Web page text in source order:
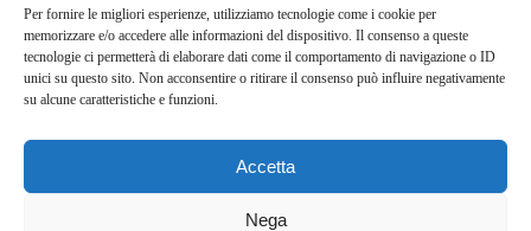
Per fornire le migliori esperienze, utilizziamo tecnologie come i cookie per
memorizzare e/o accedere alle informazioni del dispositivo. Il consenso a queste
tecnologie ci permetterà di elaborare dati come il comportamento di navigazione o ID
unici su questo sito. Non acconsentire o ritirare il consenso può influire negativamente
su alcune caratteristiche e funzioni.
Accetta
Nega
Testata giornalistica online non iscritta al Tribunale, che non
riceve contributi o agevolazioni pubbliche ai sensi dell’art. 3-
bis della legge 103/2012
Via Usodimare 3 - 37138 Verona (VR)info@elzevir.it bullet-